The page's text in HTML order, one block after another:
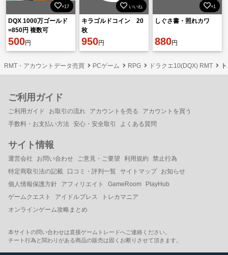
×17
DQX 1000万ゴールド
=850円 複数可
500円
いいね
キラゴルドコイン 20
枚
950円
×1
しぐさ書・照れカワ
880円
RMT・アカウントデータ売買 PCゲーム RPG ドラクエ10(DQX) RMT
ご利用ガイド
ご利用ガイド お取引の流れ アカウントを売る
アカウントを買う
手数料・お支払い方法 安心・安全取引 よくある質問
サイト情報
運営会社 お問い合わせ ご意見・ご要望 利用規約
禁止行為
特定商取引法の記載
口コミ・評判一覧 サイトマップ
お知らせ
個人情報保護方針
アフィリエイト GameRoom
PlayHub
ゲームクエスト
アイドルプレス
トレカマニア
オンラインゲーム攻略まとめ
本サイトの問い合わせは直接ゲームトレードへご連絡ください。
チート行為と関わりがある商品の販売は固くお断りさせて頂きます。